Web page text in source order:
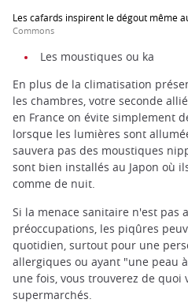
Les cafards inspirent le dégout même
Commons
Les moustiques ou ka
En plus de la climatisation
les chambres, votre seconde
en France on évite simplement
lorsque les lumières sont
sauvera pas des moustiques
sont bien installés au Japon où
comme de nuit.
Si la menace sanitaire n'est pas
préoccupations, les piqûres
quotidien, surtout pour une
allergiques ou ayant "une peau
une fois, vous trouverez de quoi
supermarchés.